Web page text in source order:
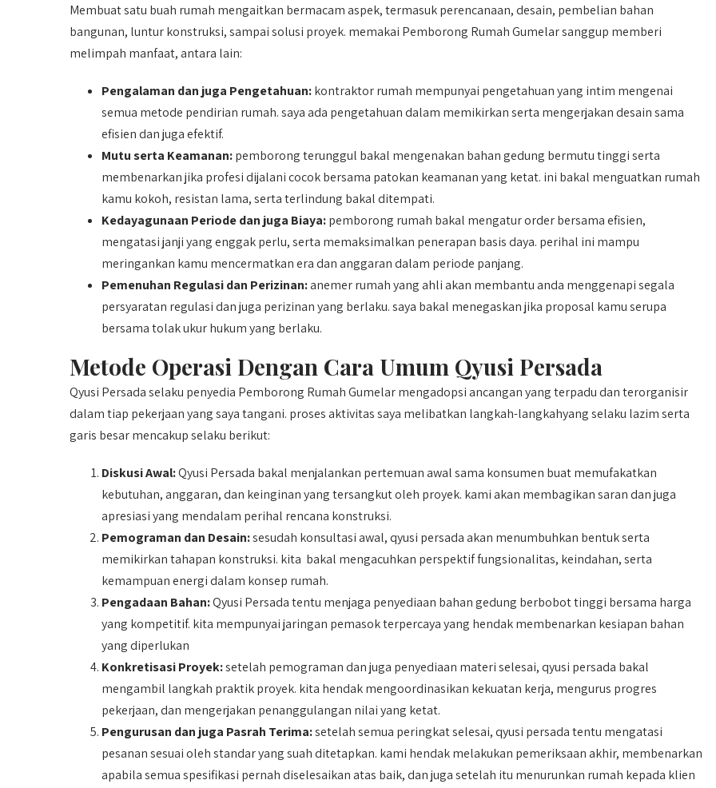
Membuat satu buah rumah mengaitkan bermacam aspek, termasuk perencanaan, desain, pembelian bahan
bangunan, luntur konstruksi, sampai solusi proyek. memakai Pemborong Rumah Gumelar sanggup memberi
melimpah manfaat, antara lain:
Pengalaman dan juga Pengetahuan:kontraktor rumah mempunyai pengetahuan yang intim mengenai
semua metode pendirian rumah. saya ada pengetahuan dalam memikirkan serta mengerjakan desain sama
efisien dan juga efektif.
Mutu serta Keamanan:pemborong terunggul bakal mengenakan bahan gedung bermutu tinggi serta
membenarkan jika profesi dijalani cocok bersama patokan keamanan yang ketat. ini bakal menguatkan rumah
kamu kokoh, resistan lama, serta terlindung bakal ditempati.
Kedayagunaan Periode dan juga Biaya:pemborong rumah bakal mengatur order bersama efisien,
mengatasi janji yang enggak perlu, serta memaksimalkan penerapan basis daya. perihal ini mampu
meringankan kamu mencermatkan era dan anggaran dalam periode panjang.
Pemenuhan Regulasi dan Perizinan:anemer rumah yang ahli akan membantu anda menggenapi segala
persyaratan regulasi dan juga perizinan yang berlaku. saya bakal menegaskan jika proposal kamu serupa
bersama tolak ukur hukum yang berlaku.
Metode Operasi Dengan Cara Umum Qyusi Persada
Qyusi Persada selaku penyedia Pemborong Rumah Gumelar mengadopsi ancangan yang terpadu dan terorganisir
dalam tiap pekerjaan yang saya tangani. proses aktivitas saya melibatkan langkah-langkahyang selaku lazim serta
garis besar mencakup selaku berikut:
Diskusi Awal:Qyusi Persada bakal menjalankan pertemuan awal sama konsumen buat memufakatkan
kebutuhan, anggaran, dan keinginan yang tersangkut oleh proyek. kami akan membagikan saran dan juga
apresiasi yang mendalam perihal rencana konstruksi.
Pemograman dan Desain:sesudah konsultasi awal, qyusi persada akan menumbuhkan bentuk serta
memikirkan tahapan konstruksi. kita bakal mengacuhkan perspektif fungsionalitas, keindahan, serta
kemampuan energi dalam konsep rumah.
Pengadaan Bahan:Qyusi Persada tentu menjaga penyediaan bahan gedung berbobot tinggi bersama harga
yang kompetitif. kita mempunyai jaringan pemasok terpercaya yang hendak membenarkan kesiapan bahan
yang diperlukan
Konkretisasi Proyek:setelah pemograman dan juga penyediaan materi selesai, qyusi persada bakal
mengambil langkah praktik proyek. kita hendak mengoordinasikan kekuatan kerja, mengurus progres
pekerjaan, dan mengerjakan penanggulangan nilai yang ketat.
Pengurusan dan juga Pasrah Terima:setelah semua peringkat selesai, qyusi persada tentu mengatasi
pesanan sesuai oleh standar yang suah ditetapkan. kami hendak melakukan pemeriksaan akhir, membenarkan
apabila semua spesifikasi pernah diselesaikan atas baik, dan juga setelah itu menurunkan rumah kepada klien